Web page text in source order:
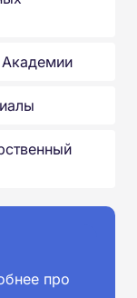
про